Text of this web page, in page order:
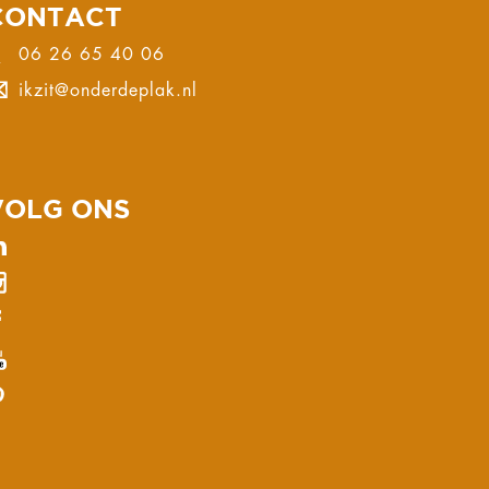
06 26 65 40 06
ikzit@onderdeplak.nl
ONS